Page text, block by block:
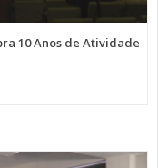
10 Anos de Atividade